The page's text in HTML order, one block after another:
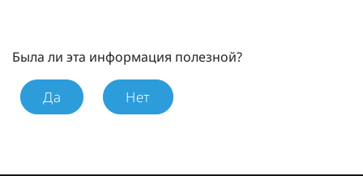
Была ли эта информация полезной?
Да Нет